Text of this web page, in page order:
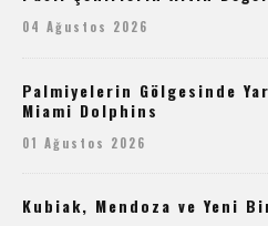
04 Ağustos 2026
Palmiyelerin Gölgesinde
Miami Dolphins
01 Ağustos 2026
Kubiak, Mendoza ve Yeni